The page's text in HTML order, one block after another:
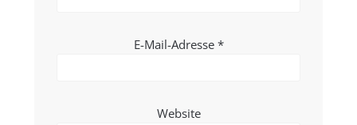
E-Mail-Adresse *
Website